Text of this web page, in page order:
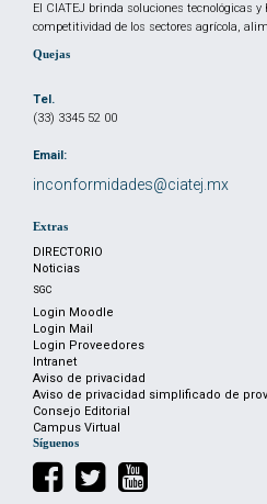
El CIATEJ brinda soluciones tecnológicas
competitividad de los sectores agrícola,
Quejas
Tel.
(33) 3345 52 00
Email:
inconformidades@ciatej.mx
Extras
DIRECTORIO
Noticias
SGC
Login Moodle
Login Mail
Login Proveedores
Intranet
Aviso de privacidad
Aviso de privacidad simplificado de
Consejo Editorial
Campus Virtual
Síguenos